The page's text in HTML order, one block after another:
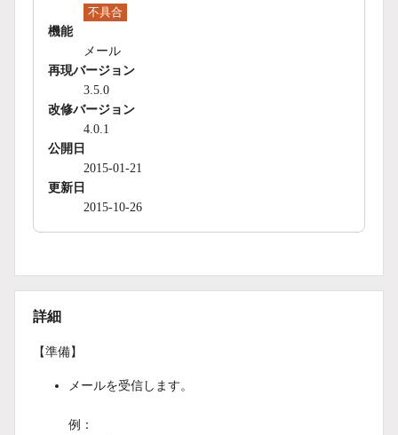
不具合
機能
メール
再現バージョン
3.5.0
改修バージョン
4.0.1
公開日
2015-01-21
更新日
2015-10-26
詳細
【準備】
メールを受信します。
例：